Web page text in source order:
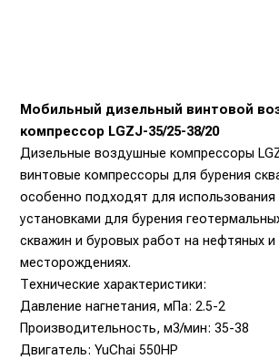
Мобильный дизельный винтовой
компрессор LGZJ-35/25-38/20
Дизельные воздушные компрессоры
винтовые компрессоры для бурения
особенно подходят для
установками для бурения
скважин и буровых работ на нефтяных и
месторождениях.
Технические характеристики:
Давление нагнетания, мПа: 2.5-2
Производительность, м3/мин: 35-38
Двигатель: YuChai 550HP